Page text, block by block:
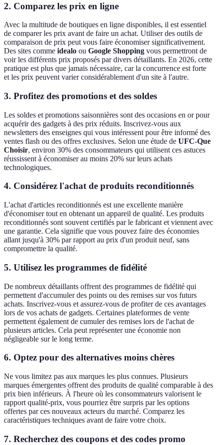
2. Comparez les prix en ligne
Avec la multitude de boutiques en ligne disponibles, il est essentiel
de comparer les prix avant de faire un achat. Utiliser des outils de
comparaison de prix peut vous faire économiser significativement.
Des sites comme idealo ou Google Shopping vous permettront de
voir les différents prix proposés par divers détaillants. En 2026, cette
pratique est plus que jamais nécessaire, car la concurrence est forte
et les prix peuvent varier considérablement d'un site à l'autre.
3. Profitez des promotions et des soldes
Les soldes et promotions saisonnières sont des occasions en or pour
acquérir des gadgets à des prix réduits. Inscrivez-vous aux
newsletters des enseignes qui vous intéressent pour être informé des
ventes flash ou des offres exclusives. Selon une étude de UFC-Que
Choisir, environ 30% des consommateurs qui utilisent ces astuces
réussissent à économiser au moins 20% sur leurs achats
technologiques.
4. Considérez l'achat de produits reconditionnés
L'achat d'articles reconditionnés est une excellente manière
d'économiser tout en obtenant un appareil de qualité. Les produits
reconditionnés sont souvent certifiés par le fabricant et viennent avec
une garantie. Cela signifie que vous pouvez faire des économies
allant jusqu'à 30% par rapport au prix d'un produit neuf, sans
compromettre la qualité.
5. Utilisez les programmes de fidélité
De nombreux détaillants offrent des programmes de fidélité qui
permettent d'accumuler des points ou des remises sur vos futurs
achats. Inscrivez-vous et assurez-vous de profiter de ces avantages
lors de vos achats de gadgets. Certaines plateformes de vente
permettent également de cumuler des remises lors de l'achat de
plusieurs articles. Cela peut représenter une économie non
négligeable sur le long terme.
6. Optez pour des alternatives moins chères
Ne vous limitez pas aux marques les plus connues. Plusieurs
marques émergentes offrent des produits de qualité comparable à des
prix bien inférieurs. À l'heure où les consommateurs valorisent le
rapport qualité-prix, vous pourriez être surpris par les options
offertes par ces nouveaux acteurs du marché. Comparez les
caractéristiques techniques avant de faire votre choix.
7. Recherchez des coupons et des codes promo